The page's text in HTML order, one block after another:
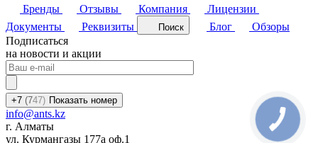
Бренды
Отзывы Компания
Лицензии
Документы
Реквизиты Поиск Блог
Обзоры
Подписаться
на новости и акции
+7 (747) Показать номер
info@ants.kz
г. Алматы
ул. Курмангазы 177а оф.1